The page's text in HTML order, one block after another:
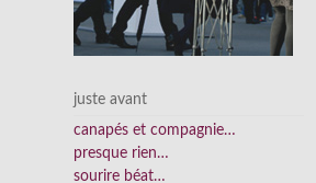
juste avant
canapés et compagnie…
presque rien…
sourire béat…